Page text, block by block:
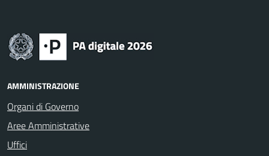
AMMINISTRAZIONE
Organi di Governo
Aree Amministrative
Uffici